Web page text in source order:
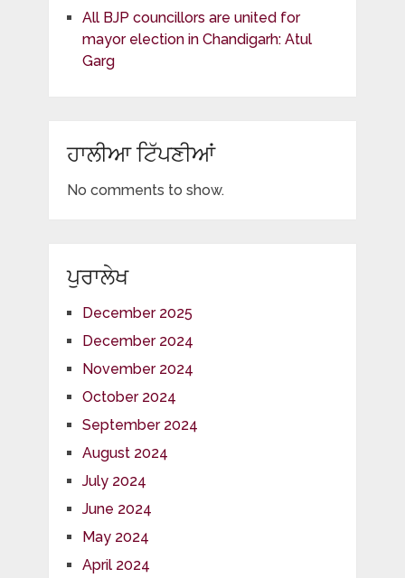
All BJP councillors are united for
mayor election in Chandigarh: Atul
Garg
ਹਾਲੀਆ ਟਿੱਪਣੀਆਂ
No comments to show.
ਪੁਰਾਲੇਖ
December 2025
December 2024
November 2024
October 2024
September 2024
August 2024
July 2024
June 2024
May 2024
April 2024